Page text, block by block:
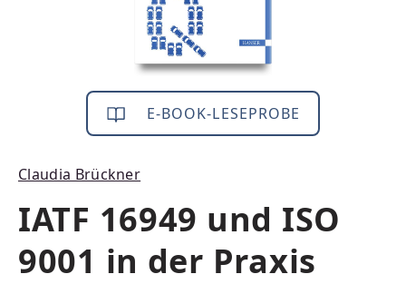
E-BOOK-LESEPROBE
Claudia Brückner
IATF 16949 und ISO
9001 in der Praxis